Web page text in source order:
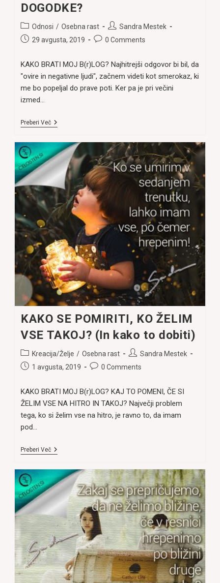
DOGODKE?
Post
category:
Odnosi / Osebna rast
Post
author:
Sandra Mestek
Post29 avgusta, 2019
Post0 Comments
KAKO BRATI MOJ B(r)LOG? Najhitrejši odgovor bi bil, da
"ovire in negativne ljudi", začnem videti kot smerokaz, ki
me bo popeljal do prave poti. Ker pa je pri večini
izmed…
Preberi VečKAKO
PRIKLIČEMO
DOBRE
LJUDI
IN
DOGODKE?
KAKO SE POMIRITI, KO ŽELIM
VSE TAKOJ? (In kako to dobiti)
Post
category:
Kreacija/Želje / Osebna rast
Post
author:
Sandra Mestek
Post1 avgusta, 2019
Post0 Comments
KAKO BRATI MOJ B(r)LOG? KAJ TO POMENI, ČE SI
ŽELIM VSE NA HITRO IN TAKOJ? Največji problem
tega, ko si želim vse na hitro, je ravno to, da imam
pod…
Preberi VečKAKO
ŽELIM
VSE
TAKOJ?
Dobiti)